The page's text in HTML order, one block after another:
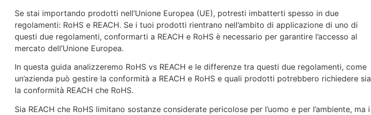
Se stai importando prodotti nell’Unione Europea (UE), potresti imbatterti spesso in due
regolamenti: RoHS e REACH. Se i tuoi prodotti rientrano nell’ambito di applicazione di uno di
questi due regolamenti, conformarti a REACH e RoHS è necessario per garantire l’accesso al
mercato dell’Unione Europea.
In questa guida analizzeremo RoHS vs REACH e le differenze tra questi due regolamenti, come
un’azienda può gestire la conformità a REACH e RoHS e quali prodotti potrebbero richiedere sia
la conformità REACH che RoHS.
Sia REACH che RoHS limitano sostanze considerate pericolose per l’uomo e per l’ambiente, ma i